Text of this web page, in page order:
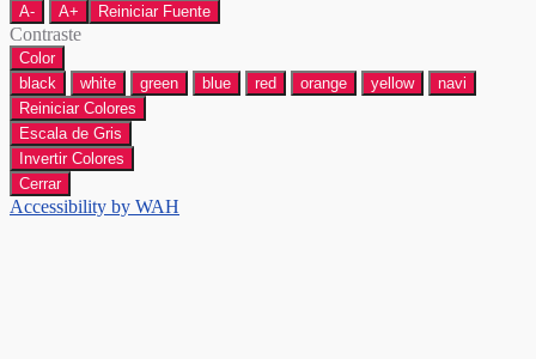
A- A+ Reiniciar Fuente
Contraste
Color
black
white green blue red orange yellow
navi
Reiniciar Colores
Escala de Gris
Invertir Colores
Cerrar
Accessibility by WAH